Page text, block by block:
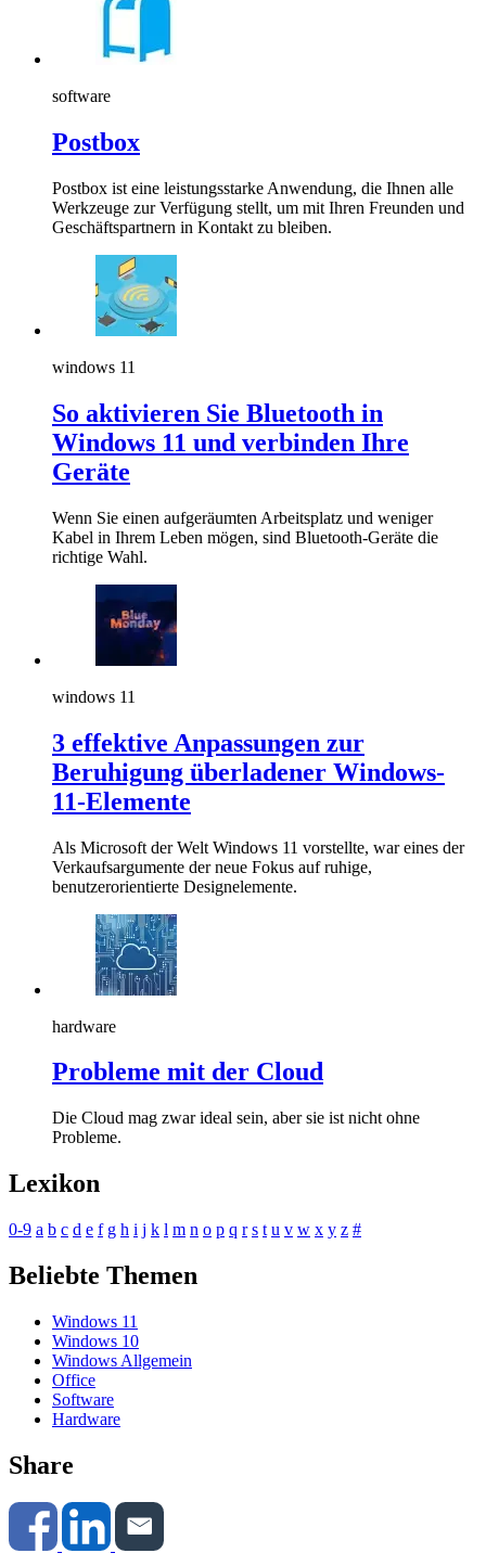
software
Postbox
Postbox ist eine leistungsstarke Anwendung, die Ihnen alle
Werkzeuge zur Verfügung stellt, um mit Ihren Freunden und
Geschäftspartnern in Kontakt zu bleiben.
windows 11
So aktivieren Sie Bluetooth in
Windows 11 und verbinden Ihre
Geräte
Wenn Sie einen aufgeräumten Arbeitsplatz und weniger
Kabel in Ihrem Leben mögen, sind Bluetooth-Geräte die
richtige Wahl.
windows 11
3 effektive Anpassungen zur
Beruhigung überladener Windows-
11-Elemente
Als Microsoft der Welt Windows 11 vorstellte, war eines der
Verkaufsargumente der neue Fokus auf ruhige,
benutzerorientierte Designelemente.
hardware
Probleme mit der Cloud
Die Cloud mag zwar ideal sein, aber sie ist nicht ohne
Probleme.
Lexikon
0-9 a b c d e f g h i j k l m n o p q r s t u v w x y z #
Beliebte Themen
Windows 11
Windows 10
Windows Allgemein
Office
Software
Hardware
Share